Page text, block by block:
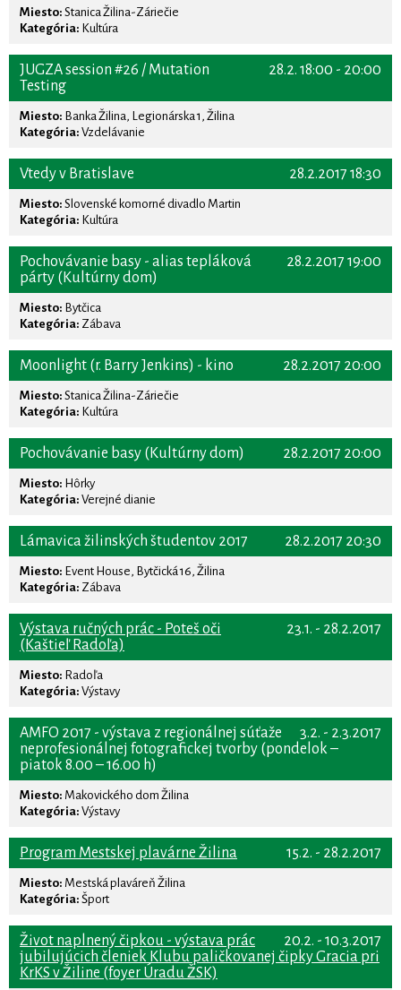
Miesto: Stanica Žilina-Záriečie
Kategória: Kultúra
28.2. 18:00 - 20:00
JUGZA session #26 / Mutation
Testing
Miesto: Banka Žilina, Legionárska 1, Žilina
Kategória: Vzdelávanie
28.2.2017 18:30
Vtedy v Bratislave
Miesto: Slovenské komorné divadlo Martin
Kategória: Kultúra
28.2.2017 19:00
Pochovávanie basy - alias tepláková
párty (Kultúrny dom)
Miesto: Bytčica
Kategória: Zábava
28.2.2017 20:00
Moonlight (r. Barry Jenkins) - kino
Miesto: Stanica Žilina-Záriečie
Kategória: Kultúra
28.2.2017 20:00
Pochovávanie basy (Kultúrny dom)
Miesto: Hôrky
Kategória: Verejné dianie
28.2.2017 20:30
Lámavica žilinských študentov 2017
Miesto: Event House, Bytčická 16, Žilina
Kategória: Zábava
23.1. - 28.2.2017
Výstava ručných prác - Poteš oči
(Kaštieľ Radoľa)
Miesto: Radoľa
Kategória: Výstavy
3.2. - 2.3.2017
AMFO 2017 - výstava z regionálnej súťaže
neprofesionálnej fotografickej tvorby (pondelok –
piatok 8.00 – 16.00 h)
Miesto: Makovického dom Žilina
Kategória: Výstavy
15.2. - 28.2.2017
Program Mestskej plavárne Žilina
Miesto: Mestská plaváreň Žilina
Kategória: Šport
20.2. - 10.3.2017
Život naplnený čipkou - výstava prác
jubilujúcich členiek Klubu paličkovanej čipky Gracia pri
KrKS v Žiline (foyer Úradu ŽSK)